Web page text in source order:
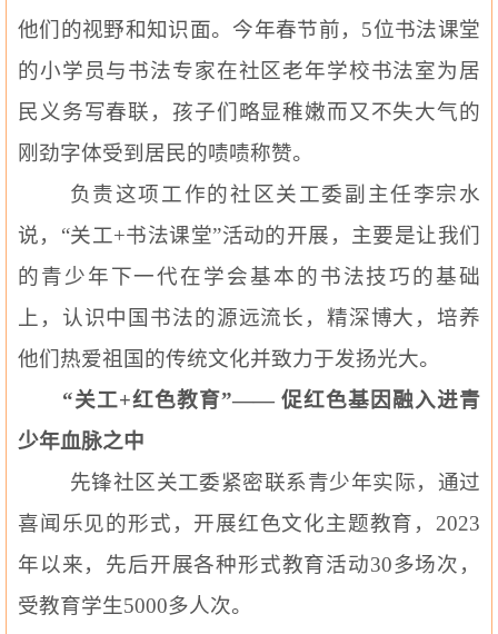
他们的视野和知识面。今年春节前， 5位书法课堂
的小学员与书法专家在社区老年学校书法室为居
民义务写春联，孩子们略显稚嫩而又不失大气的
刚劲字体受到居民的啧啧称赞。
负责这项工作的社区关工委副主任李宗水
说，“关工+书法课堂”活动的开展，主要是让我们
的青少年下一代在学会基本的书法技巧的基础
上，认识中国书法的源远流长，精深博大，培养
他们热爱祖国的传统文化并致力于发扬光大。
“关工+红色教育”—— 促红色基因融入进青
少年血脉之中
先锋社区关工委紧密联系青少年实际，通过
喜闻乐见的形式，开展红色文化主题教育， 2023
年以来，先后开展各种形式教育活动30多场次，
受教育学生5000多人次。